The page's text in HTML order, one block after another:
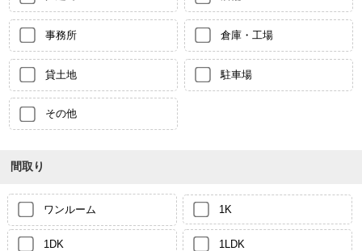
事務所 倉庫・工場
貸土地 駐車場
その他
間取り
ワンルーム 1K
1DK 1LDK